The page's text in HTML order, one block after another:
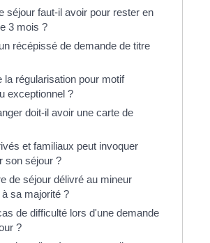
séjour faut-il avoir pour rester en
3 mois ?
récépissé de demande de titre
la régularisation pour motif
exceptionnel ?
doit-il avoir une carte de
et familiaux peut invoquer
son séjour ?
de séjour délivré au mineur
sa majorité ?
de difficulté lors d'une demande
?